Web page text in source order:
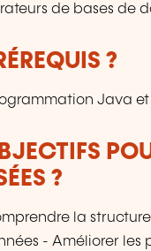
de bases de
?
Java
?
la
- Améliorer